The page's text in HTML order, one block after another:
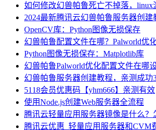
如何修改幻兽帕鲁死亡不掉落，linux
2024最新腾讯云幻兽帕鲁服务器创建
OpenCV库：Python图像无损保存
幻兽帕鲁配置文件在哪？Palworld优
Python图像无损保存：Matplotlib库
幻兽帕鲁Palworld优化配置文件在哪设
幻兽帕鲁服务器创建教程，亲测成功
5118会员优惠码【yhm666】亲测有效
使用Node.js创建Web服务器全流程
腾讯云轻量应用服务器镜像是什么？
腾讯云优惠_轻量应用服务器和CVM